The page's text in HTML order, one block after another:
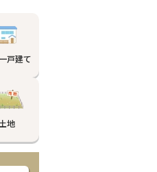
戸建て
土地